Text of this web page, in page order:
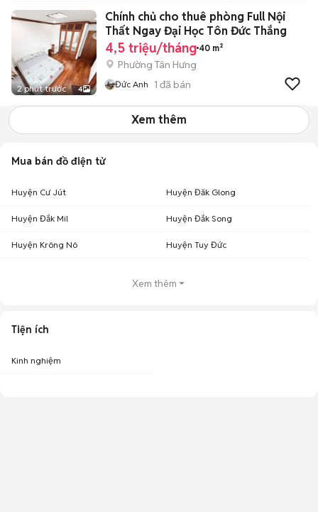
2 phút trước 4
Chính chủ cho thuê phòng Full Nội
Thất Ngay Đại Học Tôn Đức Thắng
4,5 triệu/tháng 40 m²
Phường Tân Hưng
Đức Anh 1 đã bán
Xem thêm
Mua bán đồ điện tử
Huyện Cư Jút Huyện Đăk Glong
Huyện Đắk Mil Huyện Đắk Song
Huyện Krông Nô Huyện Tuy Đức
Xem thêm
Tiện ích
Kinh nghiệm